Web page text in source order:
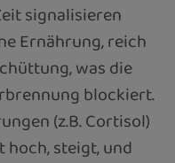
signalisieren
Ernährung, reich
was die
blockiert.
(z.B. Cortisol)
steigt, und